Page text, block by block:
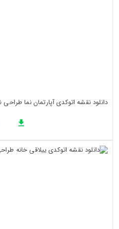
دانلود نقشه اتوکدی آپارتمان نما طراحی